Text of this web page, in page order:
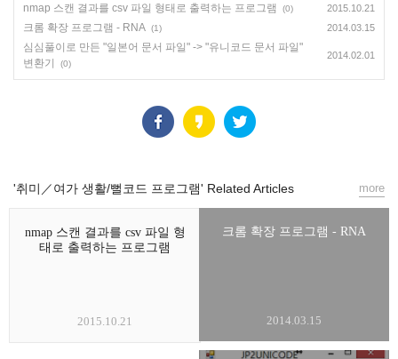
nmap 스캔 결과를 csv 파일 형태로 출력하는 프로그램 (0) 2015.10.21
크롬 확장 프로그램 - RNA (1) 2014.03.15
심심풀이로 만든 "일본어 문서 파일" -> "유니코드 문서 파일"
변환기
(0)
2014.02.01
'취미／여가 생활/뻘코드 프로그램' Related Articles
nmap 스캔 결과를 csv 파일 형
태로 출력하는 프로그램
2015.10.21
크롬 확장 프로그램 - RNA
2014.03.15
more